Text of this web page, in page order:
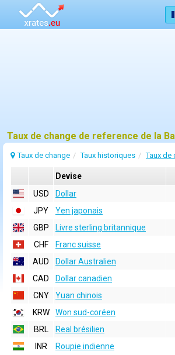
Taux de change Taux historiques Taux de
Devise
USD
Dollar
JPY
Yen japonais
GBP
Livre sterling britannique
CHF
Franc suisse
AUD
Dollar Australien
CAD
Dollar canadien
CNY
Yuan chinois
KRW
Won sud-coréen
BRL
Real brésilien
INR
Roupie indienne